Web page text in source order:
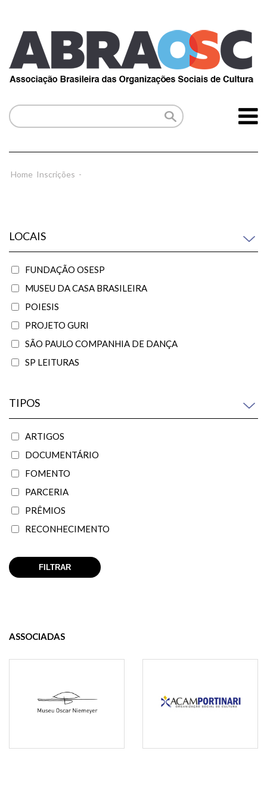
Home Inscrições -
LOCAIS
FUNDAÇÃO OSESP
MUSEU DA CASA BRASILEIRA
POIESIS
PROJETO GURI
SÃO PAULO COMPANHIA DE DANÇA
SP LEITURAS
TIPOS
ARTIGOS
DOCUMENTÁRIO
FOMENTO
PARCERIA
PRÊMIOS
RECONHECIMENTO
ASSOCIADAS